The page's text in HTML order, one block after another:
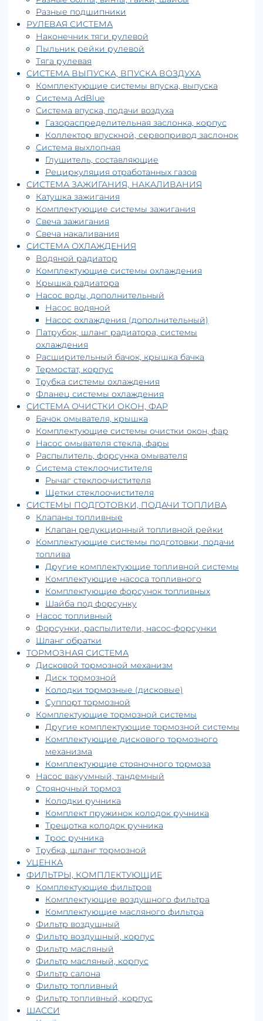
Разные подшипники
РУЛЕВАЯ СИСТЕМА
Наконечник тяги рулевой
Пыльник рейки рулевой
Тяга рулевая
СИСТЕМА ВЫПУСКА, ВПУСКА ВОЗДУХА
Комплектующие системы впуска, выпуска
Система AdBlue
Система впуска, подачи воздуха
Газораспределительная заслонка, корпус
Коллектор впускной, сервопривод заслонок
Система выхлопная
Глушитель, составляющие
Рециркуляция отработанных газов
СИСТЕМА ЗАЖИГАНИЯ, НАКАЛИВАНИЯ
Катушка зажигания
Комплектующие системы зажигания
Свеча зажигания
Свеча накаливания
СИСТЕМА ОХЛАЖДЕНИЯ
Водяной радиатор
Комплектующие системы охлаждения
Крышка радиатора
Насос воды, дополнительный
Насос водяной
Насос охлаждения (дополнительный)
Патрубок, шланг радиатора, системы
охлаждения
Расширительный бачок, крышка бачка
Термостат, корпус
Трубка системы охлаждения
Фланец системы охлаждения
СИСТЕМА ОЧИСТКИ ОКОН, ФАР
Бачок омывателя, крышка
Комплектующие системы очистки окон, фар
Насос омывателя стекла, фары
Распылитель, форсунка омывателя
Система стеклоочистителя
Рычаг стеклоочистителя
Щетки стеклоочистителя
СИСТЕМЫ ПОДГОТОВКИ, ПОДАЧИ ТОПЛИВА
Клапаны топливные
Клапан редукционный топливной рейки
Комплектующие системы подготовки, подачи
топлива
Другие комплектующие топливной системы
Комплектующие насоса топливного
Комплектующие форсунок топливных
Шайба под форсунку
Насос топливный
Форсунки, распылители, насос-форсунки
Шланг обратки
ТОРМОЗНАЯ СИСТЕМА
Дисковой тормозной механизм
Диск тормозной
Колодки тормозные (дисковые)
Суппорт тормозной
Комплектующие тормозной системы
Другие комплектующие тормозной системы
Комплектующие дискового тормозного
механизма
Комплектующие стояночного тормоза
Насос вакуумный, тандемный
Стояночный тормоз
Колодки ручника
Комплект пружинок колодок ручника
Трещотка колодок ручника
Трос ручника
Трубка, шланг тормозной
УЦЕНКА
ФИЛЬТРЫ, КОМПЛЕКТУЮЩИЕ
Комплектующие фильтров
Комплектующие воздушного фильтра
Комплектующие масляного фильтра
Фильтр воздушный
Фильтр воздушный, корпус
Фильтр масляный
Фильтр масляный, корпус
Фильтр салона
Фильтр топливный
Фильтр топливный, корпус
ШАССИ